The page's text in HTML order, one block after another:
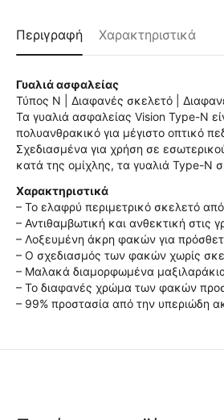
Περιγραφή Χαρακτηριστικά
Γυαλιά ασφαλείας
Τύπος N | Διαφανές σκελετό |
Τα γυαλιά ασφαλείας Vision Type-N
πολυανθρακικό για μέγιστο οπτικό
Σχεδιασμένα για χρήση σε
κατά της ομίχλης, τα γυαλιά Type-N
Χαρακτηριστικά
– Το ελαφρύ περιμετρικό σκελετό
– Αντιθαμβωτική και ανθεκτική στις
– Λοξευμένη άκρη φακών για
– Ο σχεδιασμός των φακών χωρίς
– Μαλακά διαμορφωμένα μαξιλαράκια
– Το διαφανές χρώμα των φακών
– 99% προστασία από την υπεριώδη